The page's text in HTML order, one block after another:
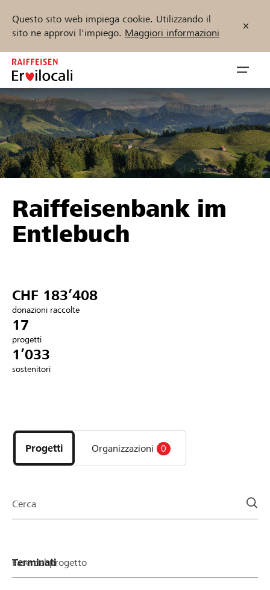
Questo sito web impiega cookie. Utilizzando il
sito ne approvi l'impiego. Maggiori informazioni
Zum
Inhalt
springen
öffnen
Sostenere
Aiuto & supporto
Collegarsi
Trova progetti e organizzazioni
Inizia ora
DE FR IT
Raiffeisenbank im
Entlebuch
CHF 183’408
donazioni raccolte
17
progetti
1’033
sostenitori
i
progetti
e
della
Progetti Organizzazioni 0
Cerca
Fase del progetto